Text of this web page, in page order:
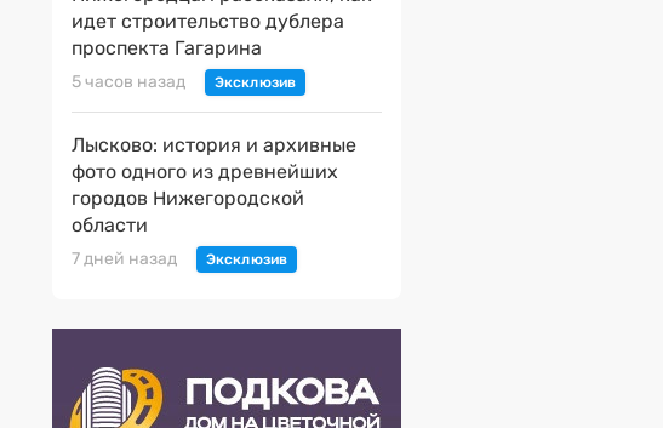
идет строительство дублера
проспекта Гагарина
5 часов назад
Лысково: история и архивные
фото одного из древнейших
городов Нижегородской
области
7 дней назад